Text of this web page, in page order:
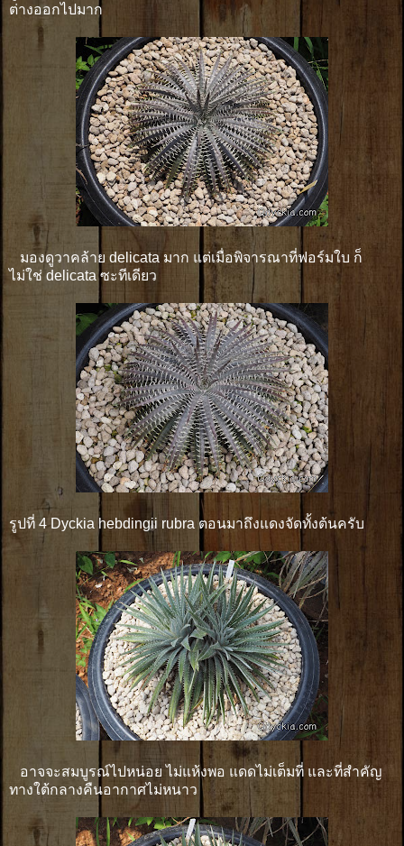
ต่างออกไปมาก
มองดูวาคล้าย delicata มาก แต่เมื่อพิจารณาที่ฟอร์มใบ ก็
ไม่ใช่ delicata ซะทีเดียว
รูปที่ 4 Dyckia hebdingii rubra ตอนมาถึงแดงจัดทั้งต้นครับ
อาจจะสมบูรณ์ไปหน่อย ไม่แห้งพอ แดดไม่เต็มที่ และที่สำคัญ
ทางใต้กลางคืนอากาศไม่หนาว